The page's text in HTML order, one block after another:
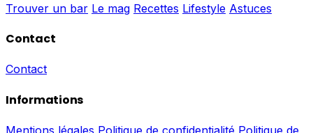
Trouver un bar Le mag Recettes Lifestyle Astuces
Contact
Contact
Informations
Mentions légales Politique de confidentialité Politique de